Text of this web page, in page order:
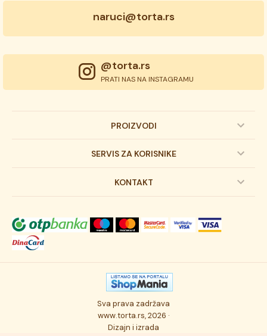
naruci@torta.rs
@torta.rs
PRATI NAS NA INSTAGRAMU
PROIZVODI
Dečije torte
Svadbene torte
Torta klasici
Osmisli tortu
Ukusi torti
SERVIS ZA KORISNIKE
Prijava na newsletter
Dostava robe
Autorska prava
Politika privatnosti
Najčešće postavljana pitanja
KONTAKT
Novosti
Posao
Kontakt
Sva prava zadržava
www.torta.rs, 2026 ·
Dizajn i izrada